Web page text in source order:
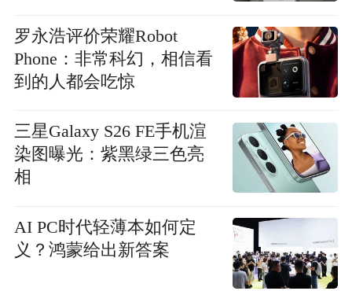
罗永浩评价荣耀Robot
Phone：非常科幻，相信看
到的人都会吃惊
三星Galaxy S26 FE手机渲
染图曝光：紫黑绿三色亮
相
AI PC时代轻薄本如何定
义？鸿蒙给出新答案